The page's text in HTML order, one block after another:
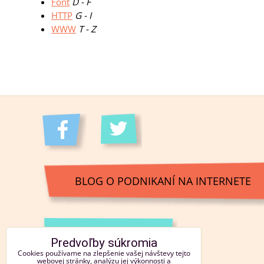
HTTP G - I
WWW T - Z
BLOG O PODNIKANÍ NA INTERNETE
Predvoľby súkromia
Cookies používame na zlepšenie vašej návštevy tejto
webovej stránky, analýzu jej výkonnosti a